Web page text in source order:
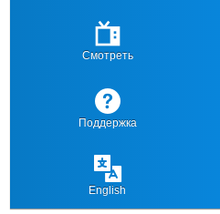
Смотреть
Поддержка
English